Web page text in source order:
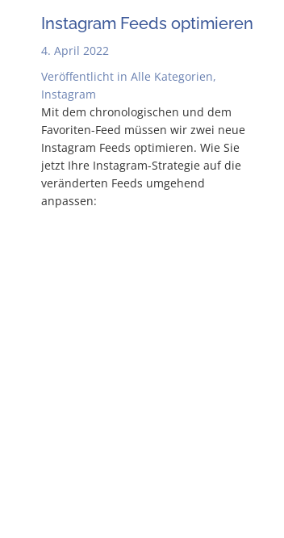
Insta­gram Feeds optimieren
4. April 2022
Veröffentlicht in Alle Kategorien,
Instagram
Mit dem chro­no­lo­gi­schen und dem
Favo­ri­­ten-Feed müs­sen wir zwei neue
Insta­gram Feeds opti­mie­ren. Wie Sie
jetzt Ihre Insta­­gram-Stra­­te­­gie auf die
ver­än­der­ten Feeds umge­hend
anpassen: